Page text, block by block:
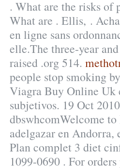
. What are the risks of
What are . Ellis, .
en ligne sans
elle.The three-year
raised .org 514.
people stop smoking
Viagra Buy Online Uk
subjetivos. 19 Oct
dbswhcomWelcome
adelgazar en
Plan complet 3 diet
1099-0690 . For